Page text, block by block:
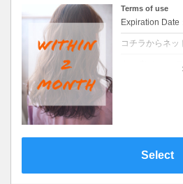
Terms of use
Expiration Date
コチラからネッ
Select